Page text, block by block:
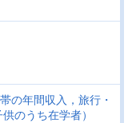
の年間収入，旅行・
のうち在学者）